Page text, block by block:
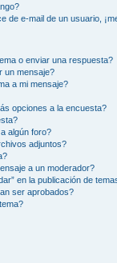
de e-mail de un usuario,
o enviar una respuesta?
un mensaje?
a mi mensaje?
opciones a la encuesta?
algún foro?
adjuntos?
a un moderador?
en la publicación de
ser aprobados?